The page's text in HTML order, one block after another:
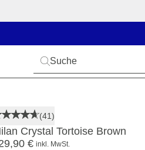
(41)
Crystal Tortoise Brown
€ inkl. MwSt.